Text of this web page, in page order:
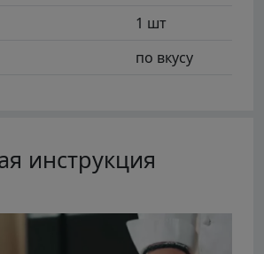
1 шт
по вкусу
инструкция